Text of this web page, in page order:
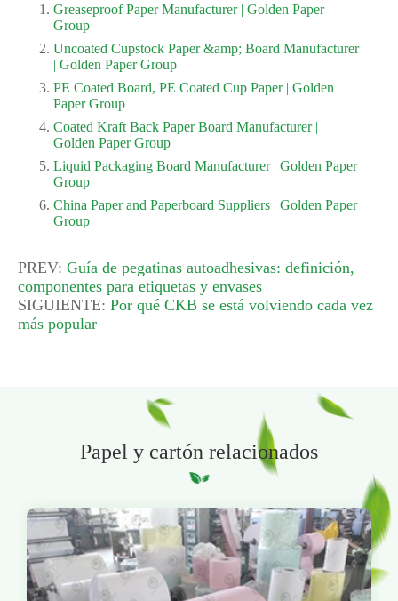
Greaseproof Paper Manufacturer | Golden Paper
Group
Uncoated Cupstock Paper &amp; Board Manufacturer
| Golden Paper Group
PE Coated Board, PE Coated Cup Paper | Golden
Paper Group
Coated Kraft Back Paper Board Manufacturer |
Golden Paper Group
Liquid Packaging Board Manufacturer | Golden Paper
Group
China Paper and Paperboard Suppliers | Golden Paper
Group
PREV: Guía de pegatinas autoadhesivas: definición,
componentes para etiquetas y envases
SIGUIENTE: Por qué CKB se está volviendo cada vez
más popular
Papel y cartón relacionados